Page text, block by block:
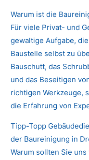
Warum ist die
Für viele Privat- und
gewaltige Aufgabe,
Baustelle selbst zu
Bauschutt, das
und das Beseitigen
richtigen Werkzeuge,
die Erfahrung von
Tipp-Topp
der Baureinigung in
Warum sollten Sie